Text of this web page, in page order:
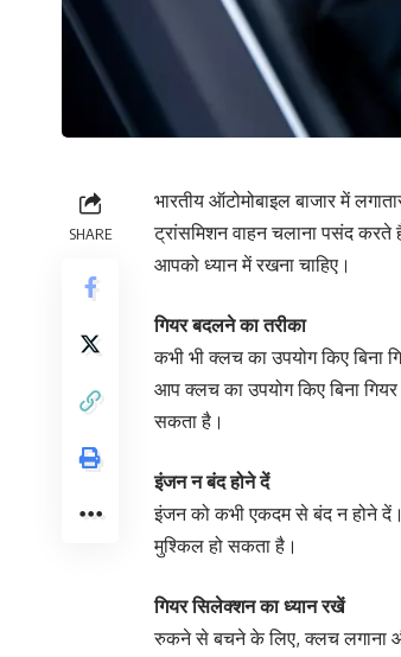
SHARE
भारतीय ऑटोमोबाइल बाजार में
ट्रांसमिशन वाहन चलाना पसंद
आपको ध्यान में रखना चाहिए।
गियर बदलने का तरीका
कभी भी क्लच का उपयोग किए
आप क्लच का उपयोग किए बिना
सकता है।
इंजन न बंद होने दें
इंजन को कभी एकदम से बंद न होने
मुश्किल हो सकता है।
गियर सिलेक्शन का ध्यान रखें
रुकने से बचने के लिए, क्लच लगाना